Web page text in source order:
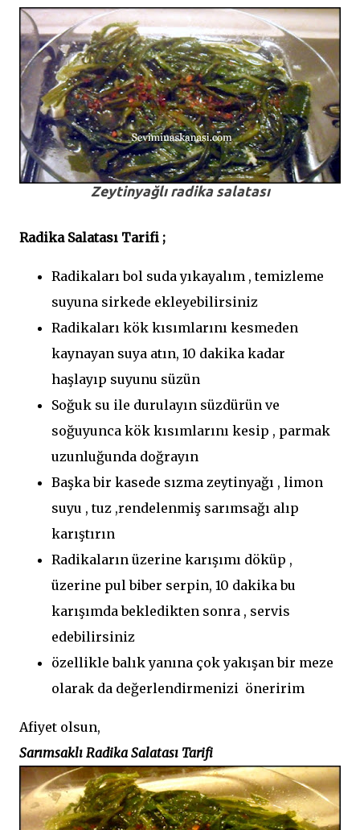
Zeytinyağlı radika salatası
Radika Salatası Tarifi ;
Radikaları bol suda yıkayalım , temizleme
suyuna sirkede ekleyebilirsiniz
Radikaları kök kısımlarını kesmeden
kaynayan suya atın, 10 dakika kadar
haşlayıp suyunu süzün
Soğuk su ile durulayın süzdürün ve
soğuyunca kök kısımlarını kesip , parmak
uzunluğunda doğrayın
Başka bir kasede sızma zeytinyağı , limon
suyu , tuz ,rendelenmiş sarımsağı alıp
karıştırın
Radikaların üzerine karışımı döküp ,
üzerine pul biber serpin, 10 dakika bu
karışımda bekledikten sonra , servis
edebilirsiniz
özellikle balık yanına çok yakışan bir meze
olarak da değerlendirmenizi öneririm
Afiyet olsun,
Sarımsaklı Radika Salatası Tarifi